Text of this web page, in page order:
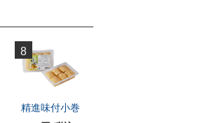
8
精進味付小巻